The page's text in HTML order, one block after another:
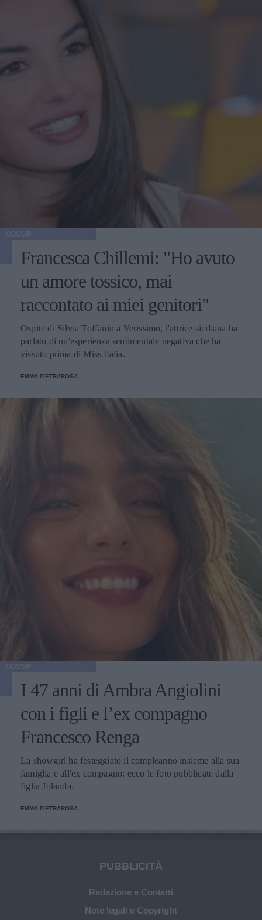
Francesca Chillemi: "Ho avuto
un amore tossico, mai
raccontato ai miei genitori"
Ospite di Silvia Toffanin a Verissimo, l'attrice siciliana ha
parlato di un'esperienza sentimentale negativa che ha
vissuto prima di Miss Italia.
EMMA PIETRAROSA
I 47 anni di Ambra Angiolini
con i figli e l’ex compagno
Francesco Renga
La showgirl ha festeggiato il compleanno insieme alla sua
famiglia e all'ex compagno: ecco le foto pubblicate dalla
figlia Jolanda.
EMMA PIETRAROSA
PUBBLICITÀ
Redazione e Contatti
Note legali e Copyright